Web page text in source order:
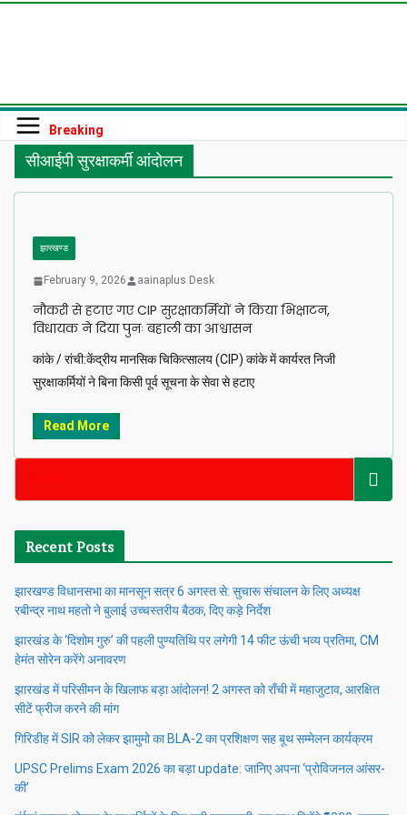
Breaking
सीआईपी सुरक्षाकर्मी आंदोलन
झारखण्ड
February 9, 2026 aainaplus Desk
नौकरी से हटाए गए CIP सुरक्षाकर्मियों ने किया भिक्षाटन,
विधायक ने दिया पुनः बहाली का आश्वासन
कांके / रांची:केंद्रीय मानसिक चिकित्सालय (CIP) कांके में कार्यरत निजी
सुरक्षाकर्मियों ने बिना किसी पूर्व सूचना के सेवा से हटाए
Read More
Recent Posts
झारखण्ड विधानसभा का मानसून सत्र 6 अगस्त से: सुचारू संचालन के लिए अध्यक्ष
रबीन्द्र नाथ महतो ने बुलाई उच्चस्तरीय बैठक, दिए कड़े निर्देश
झारखंड के ‘दिशोम गुरु’ की पहली पुण्यतिथि पर लगेगी 14 फीट ऊंची भव्य प्रतिमा, CM
हेमंत सोरेन करेंगे अनावरण
झारखंड में परिसीमन के खिलाफ बड़ा आंदोलन! 2 अगस्त को राँची में महाजुटाव, आरक्षित
सीटें फ्रीज करने की मांग
गिरिडीह में SIR को लेकर झामुमो का BLA-2 का प्रशिक्षण सह बूथ सम्मेलन कार्यक्रम
UPSC Prelims Exam 2026 का बड़ा update: जानिए अपना ‘प्रोविजनल आंसर-
की’